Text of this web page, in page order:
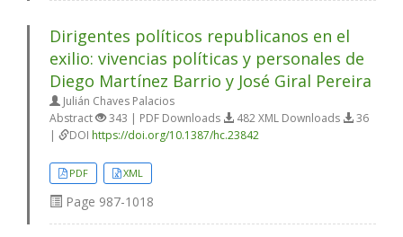
Dirigentes políticos republicanos en el
exilio: vivencias políticas y personales de
Diego Martínez Barrio y José Giral Pereira
Julián Chaves Palacios
Abstract
343 | PDF Downloads 482 XML Downloads
36
|
DOI https://doi.org/10.1387/hc.23842
PDF XML
Page 987-1018